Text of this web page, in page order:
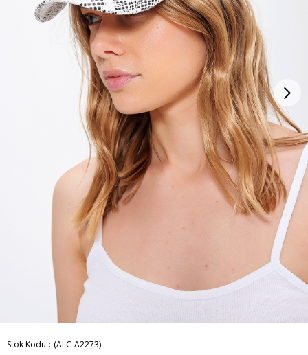
Stok Kodu (ALC-A2273)